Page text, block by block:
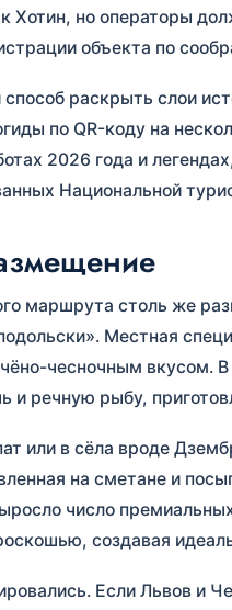
Хотин, но операторы
объекта по
раскрыть слои
по QR-коду на
2026 года и
Национальной
маршрута столь же
Местная
чесночным вкусом.
речную рыбу,
или в сёла вроде
на сметане и
число
создавая
Если Львов и